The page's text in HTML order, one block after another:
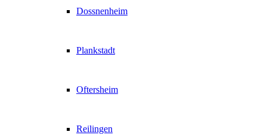
Dossnenheim
Plankstadt
Oftersheim
Reilingen